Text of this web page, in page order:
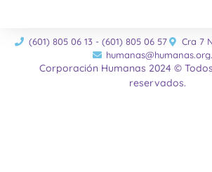
(601) 805 06 13 - (601) 805 06 57
Cra 7
Corporación Humanas 2024 ©
reservados.